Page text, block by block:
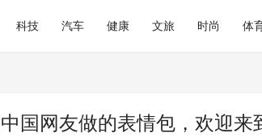
科技 汽车 健康 文旅 时尚 体
国网友做的表情包，欢迎来